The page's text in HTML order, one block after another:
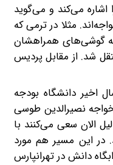
اشاره می‌کند و می‌گوید
مثلا در ترمی که
گوشی‌های همراهشان
شد. از مقابل پردیس
اخیر دانشگاه بودجه
نصیرالدین طوسی
الان سعی می‌کنند با
در این مسیر هم مورد
دانش در تهرانپارس